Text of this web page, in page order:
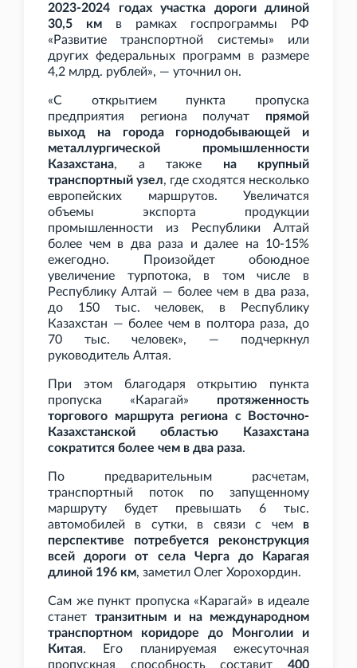
2023-2024 годах участка дороги длиной
30,5
км в рамках госпрограммы РФ
«Развитие транспортной системы» или
других федеральных программ в размере
4,2 млрд. рублей», — уточнил он.
«С открытием пункта пропуска
предприятия региона получат прямой
выход на города горнодобывающей и
металлургической промышленности
Казахстана, а также на крупный
транспортный узел, где сходятся несколько
европейских маршрутов. Увеличатся
объемы экспорта продукции
промышленности из Республики Алтай
более чем в два раза и далее на 10-15%
ежегодно. Произойдет обоюдное
увеличение турпотока, в том числе в
Республику Алтай — более чем в два раза,
до 150
тыс. человек, в Республику
Казахстан — более чем в полтора раза, до
70
тыс. человек», — подчеркнул
руководитель Алтая.
При этом благодаря открытию пункта
пропуска «Карагай» протяженность
торгового маршрута региона с Восточно-
Казахстанской областью Казахстана
сократится более чем в два раза.
По предварительным расчетам,
транспортный поток по запущенному
маршруту будет превышать 6
тыс.
автомобилей в сутки, в связи с чем в
перспективе потребуется реконструкция
всей дороги от села Черга до Карагая
длиной 196 км, заметил Олег Хорохордин.
Сам же пункт пропуска «Карагай» в идеале
станет транзитным и на международном
транспортном коридоре до Монголии и
Китая. Его планируемая ежесуточная
пропускная способность составит 400